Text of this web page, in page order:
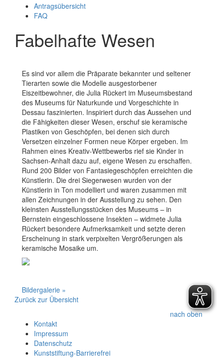
Antragsübersicht
FAQ
Fabelhafte Wesen
Es sind vor allem die Präparate bekannter und seltener
Tierarten sowie die Modelle ausgestorbener
Eiszeitbewohner, die Julia Rückert im Museumsbestand
des Museums für Naturkunde und Vorgeschichte in
Dessau faszinierten. Inspiriert durch das Aussehen und
die Fähigkeiten dieser Wesen, erschuf sie keramische
Plastiken von Geschöpfen, bei denen sich durch
Versetzen einzelner Formen neue Körper ergeben. Im
Rahmen eines Kreativ-Wettbewerbs rief sie Kinder in
Sachsen-Anhalt dazu auf, eigene Wesen zu erschaffen.
Rund 200 Bilder von Fantasiegeschöpfen erreichten die
Künstlerin. Die drei Siegerwesen wurden von der
Künstlerin in Ton modelliert und waren zusammen mit
allen Zeichnungen in der Ausstellung zu sehen. Den
kleinsten Ausstellungsstücken des Museums – in
Bernstein eingeschlossene Insekten – widmete Julia
Rückert besondere Aufmerksamkeit und setzte deren
Erscheinung in stark verpixelten Vergrößerungen als
keramische Mosaike um.
Bildergalerie »
Zurück zur Übersicht
nach oben
Kontakt
Impressum
Datenschutz
Kunststiftung-Barrierefrei